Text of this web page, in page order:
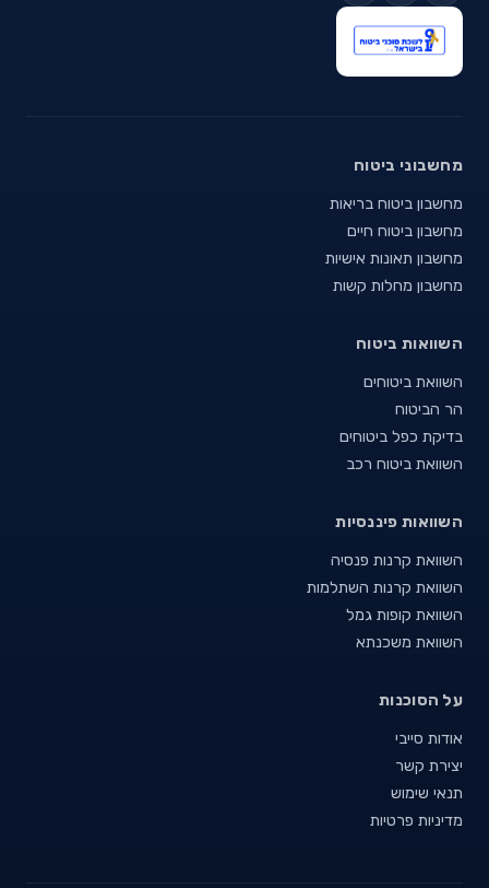
מחשבוני ביטוח
מחשבון ביטוח בריאות
מחשבון ביטוח חיים
מחשבון תאונות אישיות
מחשבון מחלות קשות
השוואות ביטוח
השוואת ביטוחים
הר הביטוח
בדיקת כפל ביטוחים
השוואת ביטוח רכב
השוואות פיננסיות
השוואת קרנות פנסיה
השוואת קרנות השתלמות
השוואת קופות גמל
השוואת משכנתא
על הסוכנות
אודות סייבי
יצירת קשר
תנאי שימוש
מדיניות פרטיות